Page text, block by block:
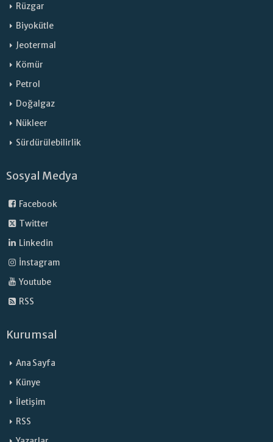
Rüzgar
Biyokütle
Jeotermal
Kömür
Petrol
Doğalgaz
Nükleer
Sürdürülebilirlik
Sosyal Medya
Facebook
Twitter
Linkedin
İnstagram
Youtube
RSS
Kurumsal
Ana Sayfa
Künye
İletişim
RSS